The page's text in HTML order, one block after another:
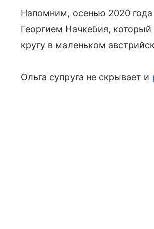
Напомним, осенью 2020
Георгием Начкебия,
кругу в маленьком
Ольга супруга не скрывает и